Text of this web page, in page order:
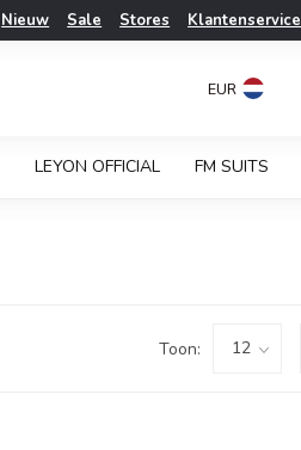
Nieuw Sale Stores Klantenservice
EUR
LEYON OFFICIAL FM SUITS
Toon: